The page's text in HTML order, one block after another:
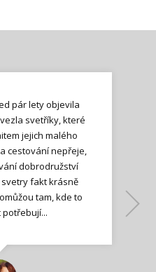
pár lety objevila
svetříky, které
jejich malého
cestování nepřeje,
dobrodružství
fakt krásně
tam, kde to
T.
M.
K.
zpráva
K.